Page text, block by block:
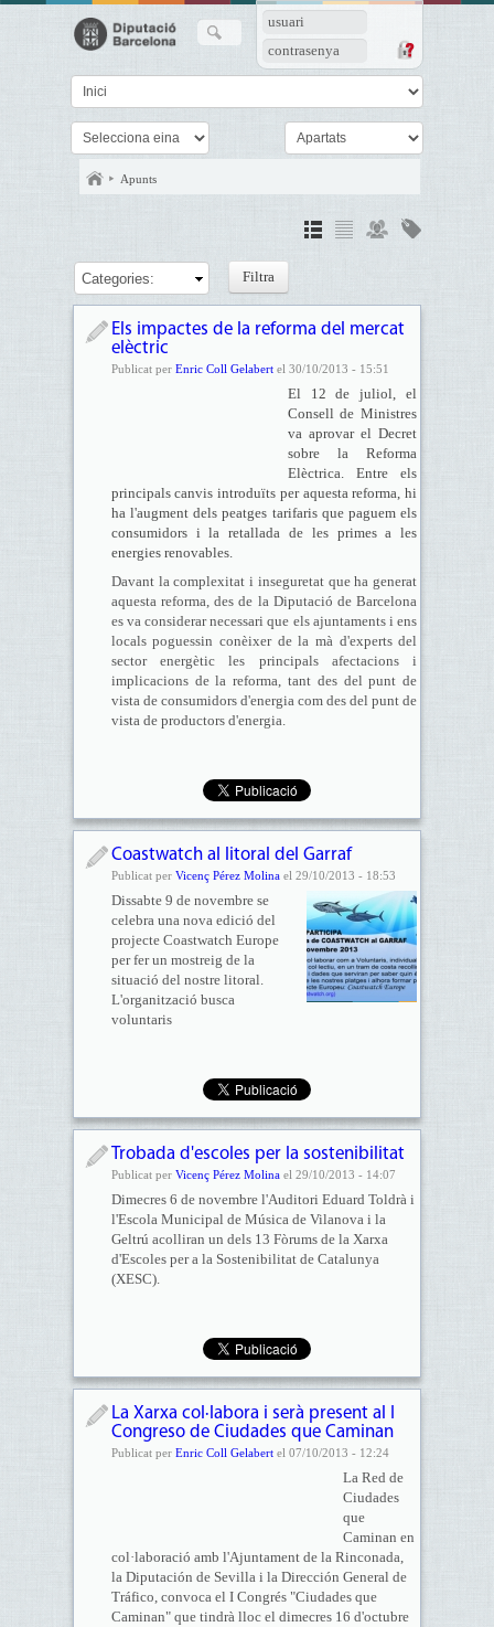
usuari
contrasenya
Apunts
Categories:
Els impactes de la reforma del mercat
elèctric
Publicat per Enric Coll Gelabertel 30/10/2013 - 15:51
El 12 de juliol, el
Consell de Ministres
va aprovar el Decret
sobre la Reforma
Elèctrica. Entre els
principals canvis introduïts per aquesta reforma, hi
ha l'augment dels peatges tarifaris que paguem els
consumidors i la retallada de les primes a les
energies renovables.
Davant la complexitat i inseguretat que ha generat
aquesta reforma, des de la Diputació de Barcelona
es va considerar necessari que els ajuntaments i ens
locals poguessin conèixer de la mà d'experts del
sector energètic les principals afectacions i
implicacions de la reforma, tant des del punt de
vista de consumidors d'energia com des del punt de
vista de productors d'energia.
Coastwatch al litoral del Garraf
Publicat per Vicenç Pérez Molinael 29/10/2013 - 18:53
Dissabte 9 de novembre se
celebra una nova edició del
projecte Coastwatch Europe
per fer un mostreig de la
situació del nostre litoral.
L'organització busca
voluntaris
Trobada d'escoles per la sostenibilitat
Publicat per Vicenç Pérez Molinael 29/10/2013 - 14:07
Dimecres 6 de novembre l'Auditori Eduard Toldrà i
l'Escola Municipal de Música de Vilanova i la
Geltrú acolliran un dels 13 Fòrums de la Xarxa
d'Escoles per a la Sostenibilitat de Catalunya
(XESC).
La Xarxa col·labora i serà present al I
Congreso de Ciudades que Caminan
Publicat per Enric Coll Gelabertel 07/10/2013 - 12:24
La Red de
Ciudades
que
Caminan en
col·laboració amb l'Ajuntament de la Rinconada,
la Diputación de Sevilla i la Dirección General de
Tráfico, convoca el I Congrés "Ciudades que
Caminan" que tindrà lloc el dimecres 16 d'octubre